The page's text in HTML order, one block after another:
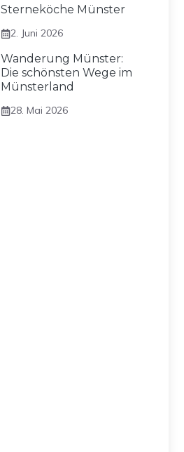
Sterneköche Münster
2. Juni 2026
Wanderung Münster:
Die schönsten Wege im
Münsterland
28. Mai 2026